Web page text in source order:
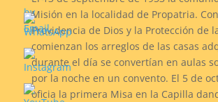
Misión en la localidad de Propatria.
Providencia de Dios y la Protección de
comienzan los arreglos de las casas
durante el día se convertían en aulas
por la noche en un convento. El 5 de
oficia la primera Misa en la Capilla